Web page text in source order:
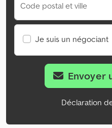
Code postal et ville
Je suis un négociant
Envoyer
Déclaration